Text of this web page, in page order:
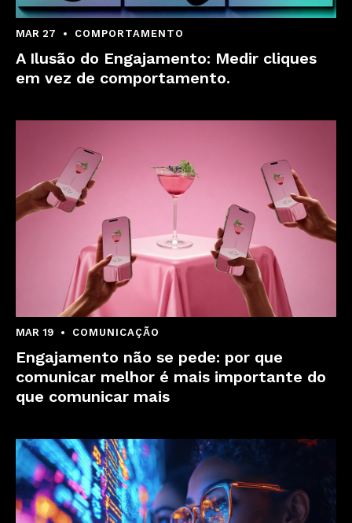
MAR 27 COMPORTAMENTO
A Ilusão do Engajamento: Medir cliques
em vez de comportamento.
MAR 19 COMUNICAÇÃO
Engajamento não se pede: por que
comunicar melhor é mais importante do
que comunicar mais